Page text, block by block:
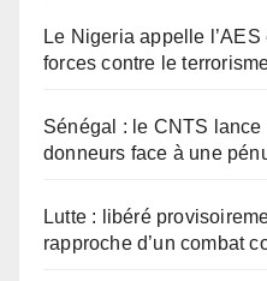
Le Nigeria appelle
forces contre le
Sénégal : le CNTS
donneurs face à une
Lutte : libéré
rapproche d’un combat